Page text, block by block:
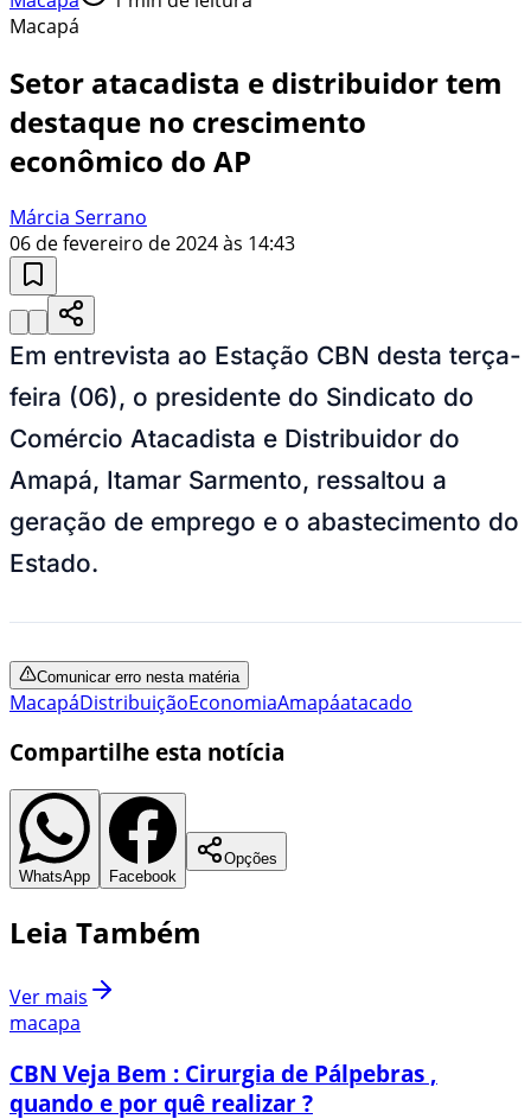
Macapá
Setor atacadista e distribuidor tem
destaque no crescimento
econômico do AP
Márcia Serrano
06 de fevereiro de 2024 às 14:43
Em entrevista ao Estação CBN desta terça-
feira (06), o presidente do Sindicato do
Comércio Atacadista e Distribuidor do
Amapá, Itamar Sarmento, ressaltou a
geração de emprego e o abastecimento do
Estado.
Comunicar erro nesta matéria
MacapáDistribuiçãoEconomiaAmapáatacado
Compartilhe esta notícia
WhatsApp Facebook
Opções
Leia Também
Ver mais
macapa
CBN Veja Bem : Cirurgia de Pálpebras ,
quando e por quê realizar ?